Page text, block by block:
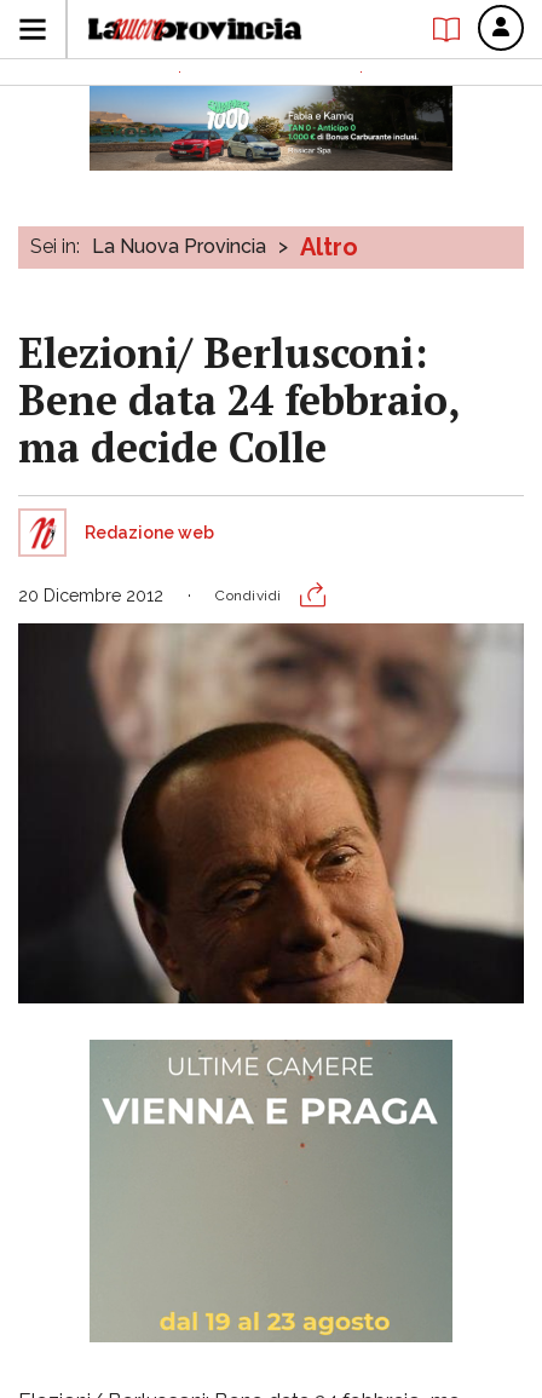
Sei in: La Nuova Provincia > Altro
Elezioni/ Berlusconi:
Bene data 24 febbraio,
ma decide Colle
Redazione web
20 Dicembre 2012 Condividi